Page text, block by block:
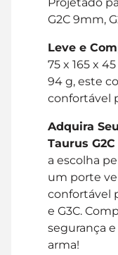
G2C 9mm,
Leve e
75 x 165 x
94 g, este
confortável
Adquira
Taurus
a escolha
um porte
confortável
e G3C.
segurança
arma!